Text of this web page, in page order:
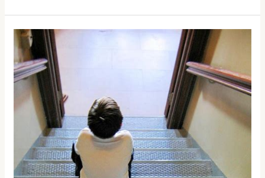
Die
universelle
Konsequenz
für
Grundschulkinder
Jahre)